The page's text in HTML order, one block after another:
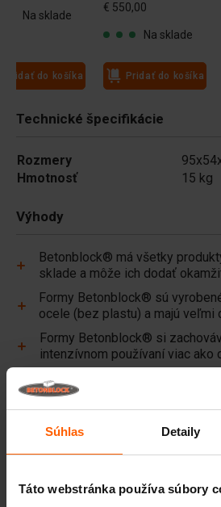
Súhlas Detaily
Táto webstránka používa súbory
Na sklade
Pridať do košíka
€ 550,00
Na sklade
Pridať do košíka
Technické špecifikácie
Rozmery
Hmotnosť
15 kg
Výhody
Betonblock® má všetky
sklade a môže ich dodať
Formy Betonblock® sú
ocele (bez plastu) a majú veľmi
Formy Betonblock® si
intenzívnom používaní viac ako
Betonblock® je už viac ako 25
partnerom a lídrom na trhu s
betón.
Priečky